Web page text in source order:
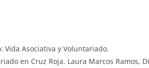
Vida Asociativa y Voluntariado.
en Cruz Roja. Laura Marcos